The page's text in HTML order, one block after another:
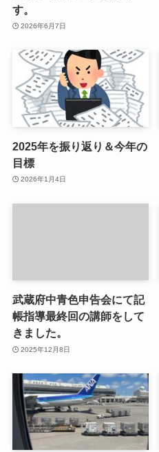
す。
2026年6月7日
2025年を振り返り＆今年の
目標
2026年1月4日
武蔵府中青色申告会にて記
帳指導最終回の講師をして
きました。
2025年12月8日